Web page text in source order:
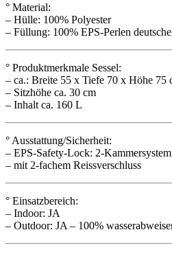
° Material:
– Hülle: 100% Polyester
– Füllung: 100% EPS-Perlen
° Produktmerkmale Sessel:
– ca.: Breite 55 x Tiefe 70 x Höhe 75
– Sitzhöhe ca. 30 cm
– Inhalt ca. 160 L
° Ausstattung/Sicherheit:
– EPS-Safety-Lock: 2-Kammersystem
– mit 2-fachem Reissverschluss
° Einsatzbereich:
– Indoor: JA
– Outdoor: JA – 100%